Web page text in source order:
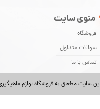
سایت مطعلق به فروشگاه لوازم
منوی سایت
فروشگاه
سوالات متداول
تماس با ما